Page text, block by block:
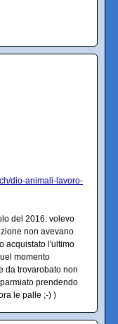
dio-animali-lavoro-
del 2016: volevo
non avevano
acquistato l'ultimo
momento
da trovarobato non
prendendo
le palle ;-) )